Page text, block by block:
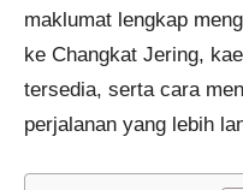
maklumat lengkap
ke Changkat Jering,
tersedia, serta cara
perjalanan yang lebih